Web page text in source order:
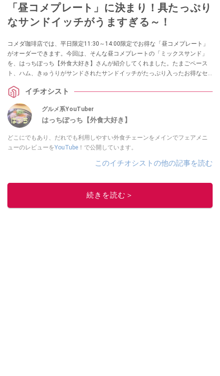
「昼コメプレート」に決まり！具たっぷり
なサンドイッチがうますぎる～！
コメダ珈琲店では、平日限定11:30～14:00限定でお得な「昼コメプレート」
がオーダーできます。今回は、そんな昼コメプレートの「ミックスサンド」
を、はっちぽっち【外食大好き】さんが紹介してくれました。たまごペース
ト、ハム、きゅうりがサンドされたサンドイッチがたっぷり入ったお得なセ
イチオシスト
グルメ系YouTuber
はっちぽっち【外食大好き】
どこにでもあり、だれでも利用しやすい外食チェーンをメインでフェアメニ
ューのレビューをYouTube ！で公開しています。
このイチオシストの他の記事を読む
続きを読む＞